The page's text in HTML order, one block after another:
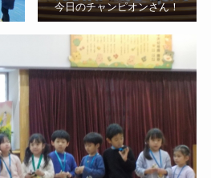
今日のチャンピオンさん！